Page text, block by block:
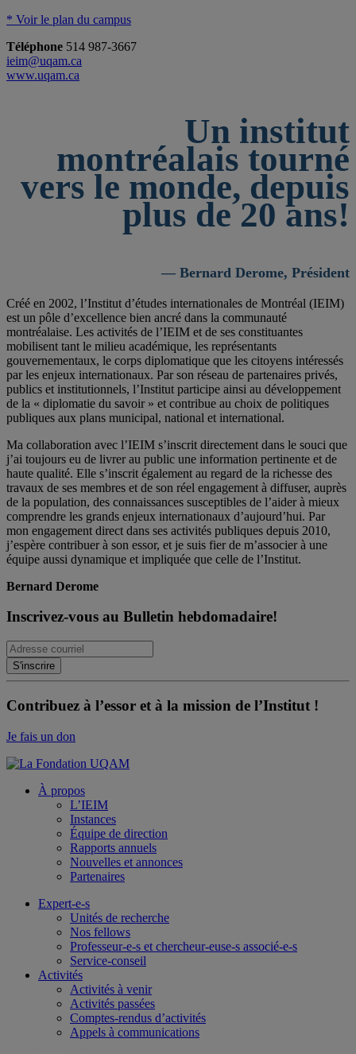
* Voir le plan du campus
Téléphone 514 987-3667
ieim@uqam.ca
www.uqam.ca
Un institut
montréalais tourné
vers le monde, depuis
plus de 20 ans!
— Bernard Derome, Président
Créé en 2002, l’Institut d’études internationales de Montréal (IEIM)
est un pôle d’excellence bien ancré dans la communauté
montréalaise. Les activités de l’IEIM et de ses constituantes
mobilisent tant le milieu académique, les représentants
gouvernementaux, le corps diplomatique que les citoyens intéressés
par les enjeux internationaux. Par son réseau de partenaires privés,
publics et institutionnels, l’Institut participe ainsi au développement
de la « diplomatie du savoir » et contribue au choix de politiques
publiques aux plans municipal, national et international.
Ma collaboration avec l’IEIM s’inscrit directement dans le souci que
j’ai toujours eu de livrer au public une information pertinente et de
haute qualité. Elle s’inscrit également au regard de la richesse des
travaux de ses membres et de son réel engagement à diffuser, auprès
de la population, des connaissances susceptibles de l’aider à mieux
comprendre les grands enjeux internationaux d’aujourd’hui. Par
mon engagement direct dans ses activités publiques depuis 2010,
j’espère contribuer à son essor, et je suis fier de m’associer à une
équipe aussi dynamique et impliquée que celle de l’Institut.
Bernard Derome
Inscrivez-vous au Bulletin hebdomadaire!
Contribuez à l’essor et à la mission de l’Institut !
Je fais un don
À propos
L’IEIM
Instances
Équipe de direction
Rapports annuels
Nouvelles et annonces
Partenaires
Expert-e-s
Unités de recherche
Nos fellows
Professeur-e-s et chercheur-euse-s associé-e-s
Service-conseil
Activités
Activités à venir
Activités passées
Comptes-rendus d’activités
Appels à communications